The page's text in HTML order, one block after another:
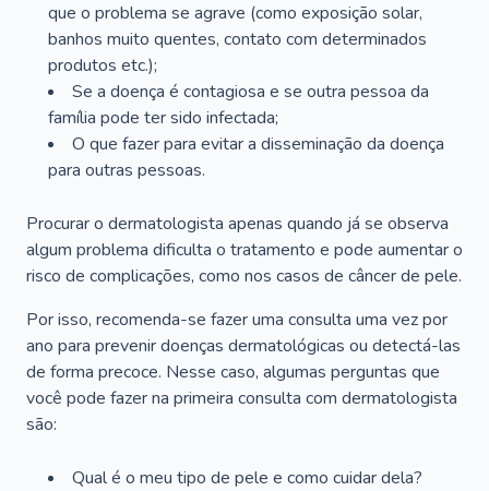
que o problema se agrave (como exposição solar,
banhos muito quentes, contato com determinados
produtos etc.);
Se a doença é contagiosa e se outra pessoa da
família pode ter sido infectada;
O que fazer para evitar a disseminação da doença
para outras pessoas.
Procurar o dermatologista apenas quando já se observa
algum problema dificulta o tratamento e pode aumentar o
risco de complicações, como nos casos de câncer de pele.
Por isso, recomenda-se fazer uma consulta uma vez por
ano para prevenir doenças dermatológicas ou detectá-las
de forma precoce. Nesse caso, algumas perguntas que
você pode fazer na primeira consulta com dermatologista
são:
Qual é o meu tipo de pele e como cuidar dela?